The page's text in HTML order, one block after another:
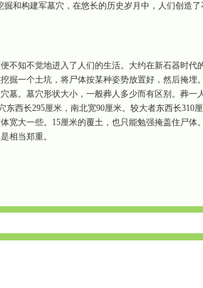
和构建军墓穴，在悠长的历史岁月中，人们创造
不知不觉地进入了人们的生活。大约在新石器时代
掘一个土坑，将尸体按某种姿势放置好，然后掩埋
墓。墓穴形状大小，一般葬人多少而有区别。葬一
西长295厘米，南北宽90厘米。较大者东西长310
宽大一些。15厘米的覆土，也只能勉强掩盖住尸体
相当郑重。